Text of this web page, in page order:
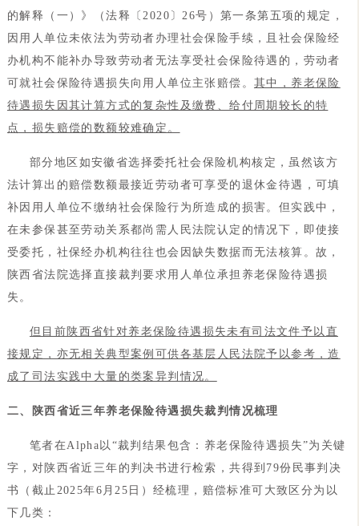
的解释（一）》（法释〔2020〕26号）第一条第五项的规定，
因用人单位未依法为劳动者办理社会保险手续，且社会保险经
办机构不能补办导致劳动者无法享受社会保险待遇的，劳动者
可就社会保险待遇损失向用人单位主张赔偿。 其中，养老保险
待遇损失因其计算方式的复杂性及缴费、给付周期较长的特
点，损失赔偿的数额较难确定。
部分地区如安徽省选择委托社会保险机构核定，虽然该方
法计算出的赔偿数额最接近劳动者可享受的退休金待遇，可填
补因用人单位不缴纳社会保险行为所造成的损害。但实践中，
在未参保甚至劳动关系都尚需人民法院认定的情况下，即使接
受委托，社保经办机构往往也会因缺失数据而无法核算。故，
陕西省法院选择直接裁判要求用人单位承担养老保险待遇损
失。
但目前陕西省针对养老保险待遇损失未有司法文件予以直
接规定，亦无相关典型案例可供各基层人民法院予以参考，造
成了司法实践中大量的类案异判情况。
二、陕西省近三年养老保险待遇损失裁判情况梳理
笔者在Alpha以“裁判结果包含：养老保险待遇损失”为关键
字，对陕西省近三年的判决书进行检索，共得到79份民事判决
书（截止2025年6月25日）经梳理，赔偿标准可大致区分为以
下几类：